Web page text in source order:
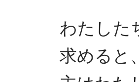
わたした
求めると